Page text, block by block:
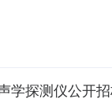
021-587149202.采
学探测仪公开